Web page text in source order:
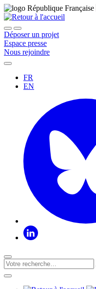
Déposer un projet
Espace presse
Nous rejoindre
FR
EN